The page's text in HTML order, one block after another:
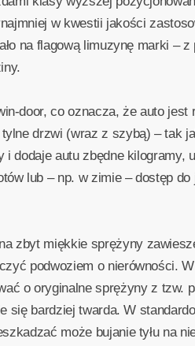
w kwestii jakości
na flagową limuzynę marki – z
door, co oznacza, że auto jest
drzwi (wraz z szybą) – tak
dodaje autu zbędne kilogramy,
lub – np. w zimie – dostęp
zbyt miękkie sprężyny
podwoziem o nierówności.
o oryginalne sprężyny z tzw.
bardziej twarda. W
może bujanie tyłu na